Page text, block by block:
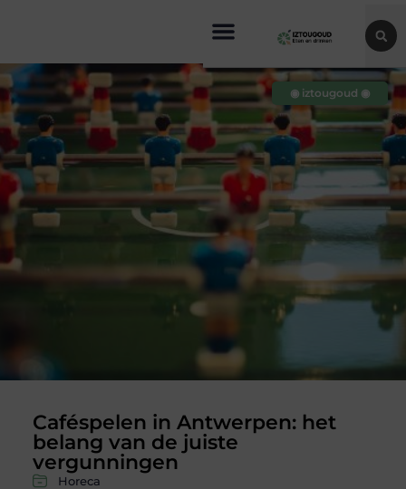
Caféspelen in Antwerpen: het
belang van de juiste
vergunningen
Horeca
◉ iztougoud ◉